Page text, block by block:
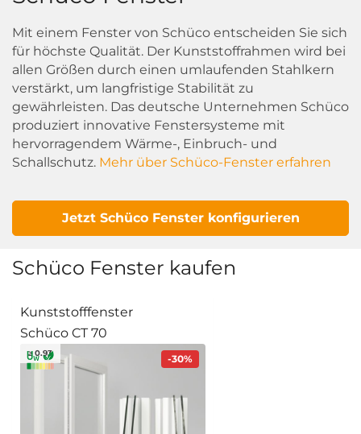
Mit einem Fenster von Schüco entscheiden Sie sich
für höchste Qualität. Der Kunststoffrahmen wird bei
allen Größen durch einen umlaufenden Stahlkern
verstärkt, um langfristige Stabilität zu
gewährleisten. Das deutsche Unternehmen Schüco
produziert innovative Fenstersysteme mit
hervorragendem Wärme-, Einbruch- und
Schallschutz. Mehr über Schüco-Fenster erfahren
Jetzt Schüco Fenster konfigurieren
Schüco Fenster kaufen
Kunststofffenster
Schüco CT 70
-30%
≥ 0.93